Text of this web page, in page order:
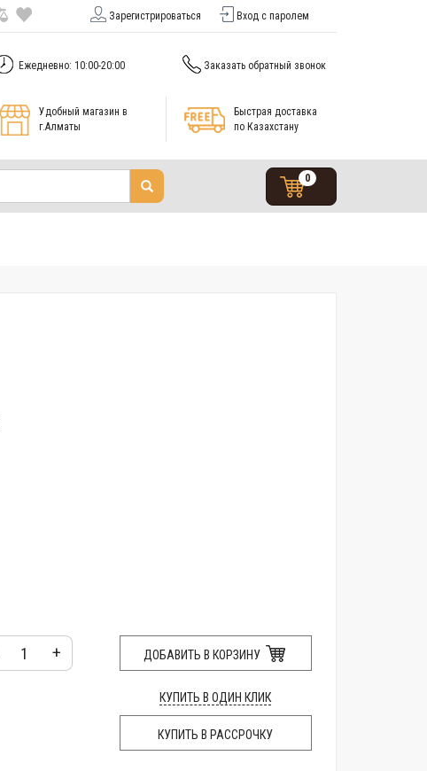
Зарегистрироваться Вход с паролем
Ежедневно: 10:00-20:00 Заказать обратный звонок
Удобный магазин в
г.Алматы
Быстрая доставка
по Казахстану
0
+ ДОБАВИТЬ В КОРЗИНУ
КУПИТЬ В ОДИН КЛИК
КУПИТЬ В РАССРОЧКУ